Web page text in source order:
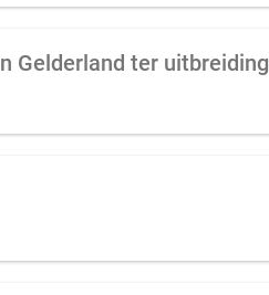
Gelderland ter uitbreiding